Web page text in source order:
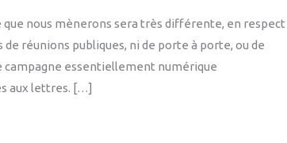
que nous mènerons sera très différente, en respect
réunions publiques, ni de porte à porte, ou de
campagne essentiellement numérique
aux lettres. […]